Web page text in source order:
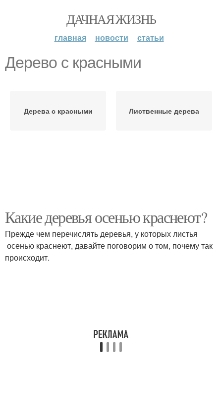
ДАЧНАЯ ЖИЗНЬ
главная новости статьи
Дерево с красными
Дерева с красными Лиственные дерева
Какие деревья осенью краснеют?
Прежде чем перечислять деревья, у которых листья
осенью краснеют, давайте поговорим о том, почему так
происходит.